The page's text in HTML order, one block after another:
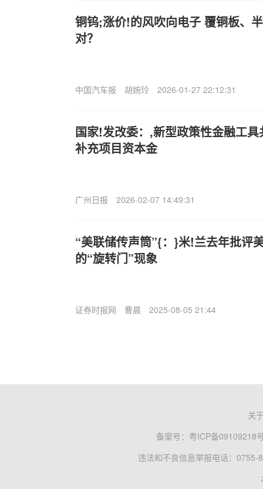
铜钨;涨价!的风吹向电子 覆铜板、
对？
中国汽车报 胡婉玲 2026-01-27 22:12:31
国家!发改委：,新型政策性金融工
补充项目资本金
广州日报 2026-02-07 14:49:31
“美联储传声筒”{：}米!兰去年批评
的“旋转门”现象
证券时报网 曹晨 2025-08-05 21:44
关
备案号： 粤ICP备09109218
违法和不良信息举报电话：0755-